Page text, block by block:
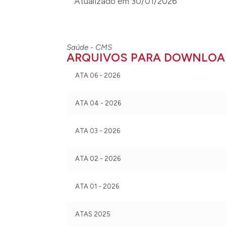
Saúde - CMS
ARQUIVOS PARA
ATA 06 - 2026
ATA 04 - 2026
ATA 03 - 2026
ATA 02 - 2026
ATA 01 - 2026
ATAS 2025